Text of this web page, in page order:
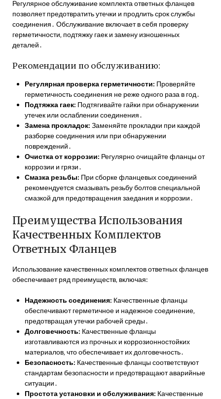
Регулярное обслуживание комплекта ответных фланцев
позволяет предотвратить утечки и продлить срок службы
соединения․ Обслуживание включает в себя проверку
герметичности‚ подтяжку гаек и замену изношенных
деталей․
Рекомендации по обслуживанию:
Регулярная проверка герметичности: Проверяйте
герметичность соединения не реже одного раза в год․
Подтяжка гаек: Подтягивайте гайки при обнаружении
утечек или ослаблении соединения․
Замена прокладок: Заменяйте прокладки при каждой
разборке соединения или при обнаружении
повреждений․
Очистка от коррозии: Регулярно очищайте фланцы от
коррозии и грязи․
Смазка резьбы: При сборке фланцевых соединений
рекомендуется смазывать резьбу болтов специальной
смазкой для предотвращения заедания и коррозии․
Преимущества Использования
Качественных Комплектов
Ответных Фланцев
Использование качественных комплектов ответных фланцев
обеспечивает ряд преимуществ‚ включая:
Надежность соединения: Качественные фланцы
обеспечивают герметичное и надежное соединение‚
предотвращая утечки рабочей среды․
Долговечность: Качественные фланцы
изготавливаются из прочных и коррозионностойких
материалов‚ что обеспечивает их долговечность․
Безопасность: Качественные фланцы соответствуют
стандартам безопасности и предотвращают аварийные
ситуации․
Простота установки и обслуживания: Качественные